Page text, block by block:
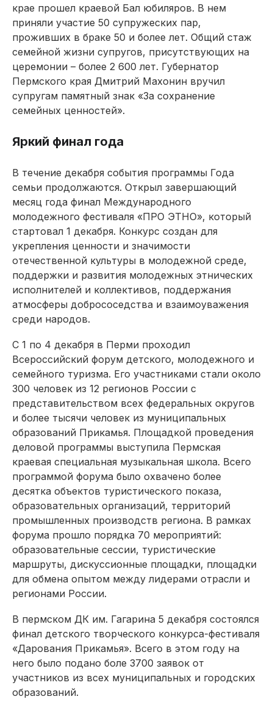
крае прошел краевой Бал юбиляров. В нем
приняли участие 50 супружеских пар,
проживших в браке 50 и более лет. Общий стаж
семейной жизни супругов, присутствующих на
церемонии – более 2 600 лет. Губернатор
Пермского края Дмитрий Махонин вручил
супругам памятный знак «За сохранение
семейных ценностей».
Яркий финал года
В течение декабря события программы Года
семьи продолжаются. Открыл завершающий
месяц года финал Международного
молодежного фестиваля «ПРО ЭТНО», который
стартовал 1 декабря. Конкурс создан для
укрепления ценности и значимости
отечественной культуры в молодежной среде,
поддержки и развития молодежных этнических
исполнителей и коллективов, поддержания
атмосферы добрососедства и взаимоуважения
среди народов.
С 1 по 4 декабря в Перми проходил
Всероссийский форум детского, молодежного и
семейного туризма. Его участниками стали около
300 человек из 12 регионов России с
представительством всех федеральных округов
и более тысячи человек из муниципальных
образований Прикамья. Площадкой проведения
деловой программы выступила Пермская
краевая специальная музыкальная школа. Всего
программой форума было охвачено более
десятка объектов туристического показа,
образовательных организаций, территорий
промышленных производств региона. В рамках
форума прошло порядка 70 мероприя­тий:
образовательные сессии, туристические
маршруты, дискуссионные площадки, площадки
для обмена опытом между лидерами отрасли и
регионами России.
В пермском ДК им. Гагарина 5 декабря состоялся
финал детского творческого конкурса-фестиваля
«Дарования Прикамья». Всего в этом году на
него было подано боле 3700 заявок от
участников из всех муниципальных и городских
образований.